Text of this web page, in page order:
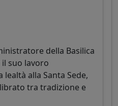
della Basilica
suo lavoro
alla Santa Sede,
tra tradizione e